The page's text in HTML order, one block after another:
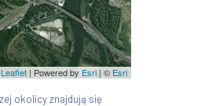
Leaflet | Powered by Esri | © Esri
okolicy znajdują się